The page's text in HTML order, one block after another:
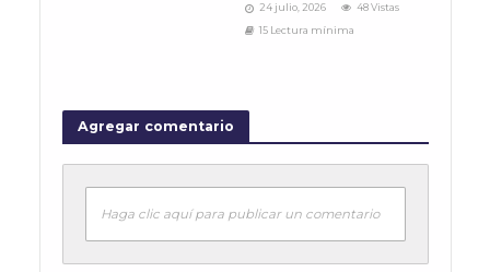
24 julio, 2026
48 Vistas
15 Lectura mínima
Agregar comentario
Haga clic aquí para publicar un comentario